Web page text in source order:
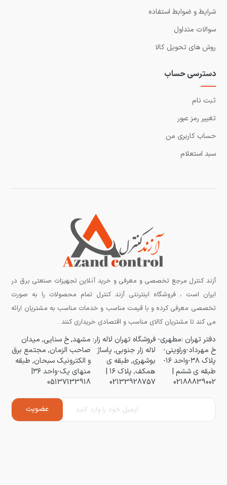
شرایط و ضوابط استفاده
سوالات متداول
روش های تحویل کالا
دسترسی حساب
ثبت نام
تغییر رمز عبور
حساب کاربری من
سبد استعلام
آزند کنترل مرجع تخصصی و معرفی و خرید آنلاین تجهیزات صنعتی برق در
ایران است ، فروشگاه اینترنتی آزند کنترل تمام محصولات را به صورت
تخصصی معرفی کرده و با قیمت مناسب و خدمات مناسب به مشتریان ارائه
می کند تا مشتریان کالای مناسب و اقتصادی خریداری کنند .
دفتر تهران :مطهری-
خ مهرداد-وراوینی-
پلاک ۳۸-واحد ۱۶-
طبقه ی ششم |
02188839002
فروشگاه تهران لاله زار:
لاله زار جنوبی, پاساژ
بوشهری, طبقه ی
همکف, پلاک ۱۶ |
02133928757
مشهد, خ سنایی, میدان
صاحب الزمان, مجتمع برق
و الکترونیک سبحان, طبقه
منهای یک-واحد ۳۶|
05137133918